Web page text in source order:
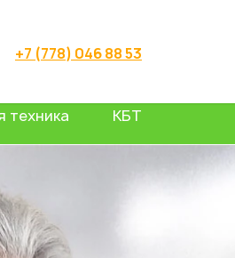
+7 (778) 046 88 53
техника КБТ